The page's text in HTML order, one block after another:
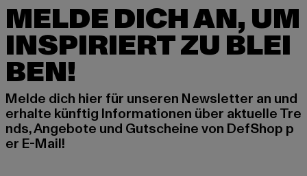
MELDE DICH AN, UM
INSPIRIERT ZU BLEI
BEN!
Melde dich hier für unseren Newsletter an und
erhalte künftig Informationen über aktuelle Tre
nds, Angebote und Gutscheine von DefShop p
er E-Mail!